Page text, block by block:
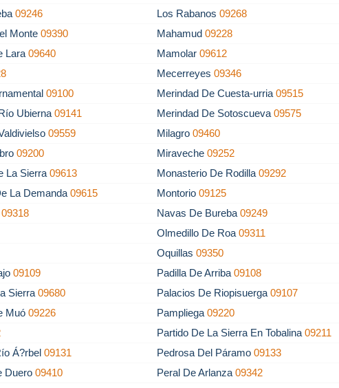
09246 Los Rabanos09268
Monte09390 Mahamud09228
Lara09640 Mamolar09612
Mecerreyes09346
09100 Merindad De Cuesta-urria09515
Ubierna09141 Merindad De Sotoscueva09575
09559 Milagro09460
09200 Miraveche09252
La Sierra09613 Monasterio De Rodilla09292
La Demanda09615 Montorio09125
09318 Navas De Bureba09249
Olmedillo De Roa09311
Oquillas09350
09109 Padilla De Arriba09108
Sierra09680 Palacios De Riopisuerga09107
Muó09226 Pampliega09220
Partido De La Sierra En Tobalina09211
Á?rbel09131 Pedrosa Del Páramo09133
Duero09410 Peral De Arlanza09342